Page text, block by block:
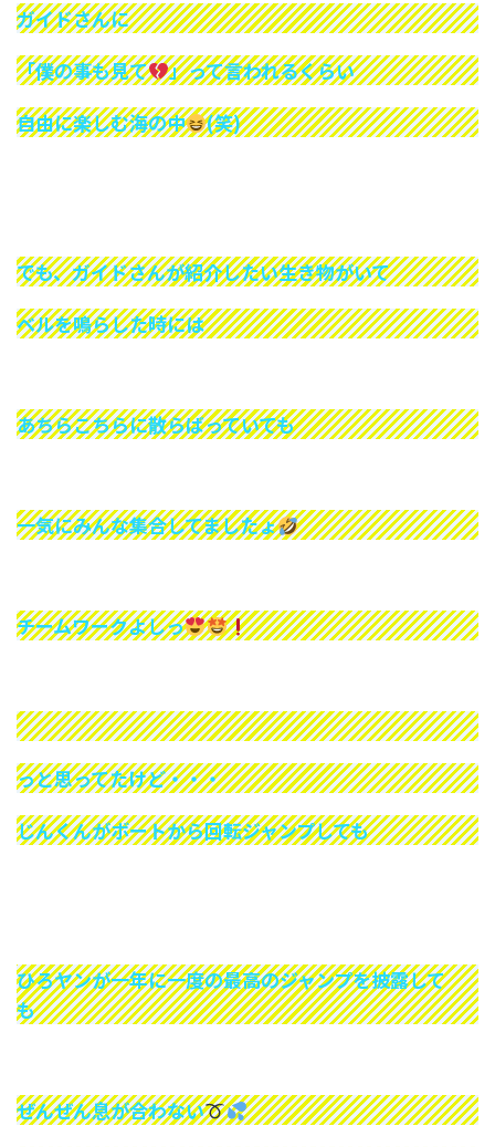
ガイドさんに
「僕の事も見て
」って言われるくらい
自由に楽しむ海の中
(笑)
でも、ガイドさんが紹介したい生き物がいて
ベルを鳴らした時には
あちらこちらに散らばっていても
一気にみんな集合してましたょ
チームワークよしっ
っと思ってたけど・・・
じんくんがボートから回転ジャンプしても
ひろヤンが一年に一度の最高のジャンプを披露して
も
ぜんぜん息が合わない